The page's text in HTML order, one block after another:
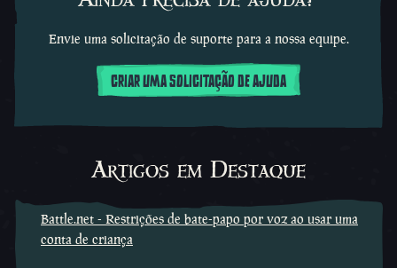
Envie uma solicitação de suporte para a nossa equipe.
CRIAR UMA SOLICITAÇÃO DE AJUDA
Artigos em Destaque
Battle.net - Restrições de bate-papo por voz ao usar uma
conta de criança